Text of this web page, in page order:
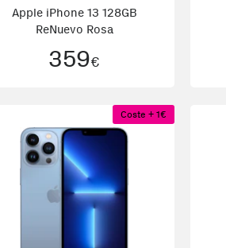
Apple iPhone 13 128GB
ReNuevo Rosa
359€
Coste + 1€